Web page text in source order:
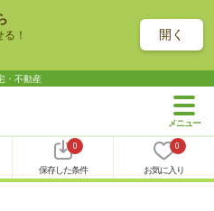
！ 開く
・不動産
0
保存した条件
0
お気に入り